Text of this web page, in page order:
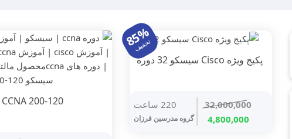
85%
تخفیف
پکیج ویژه Cisco سیسکو 32 دوره
32,000,000
قیمت
4,800,000
قیمت
220 ساعت
گروه مدرسین فرزان
200-120